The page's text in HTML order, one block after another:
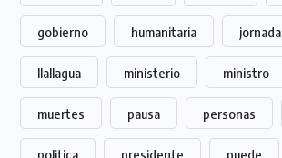
gobierno humanitaria jornada
llallagua ministerio ministro
muertes pausa personas
politica presidente puede